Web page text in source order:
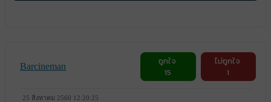
Barcineman
ถูกใจ
15
ไม่ถูกใจ
1
25 สิงหาคม 2560 12:20:25